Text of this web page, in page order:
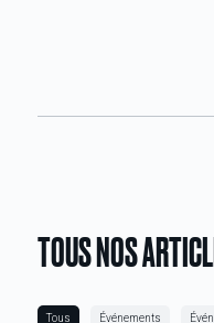
TOUS NOS
Tous Événements